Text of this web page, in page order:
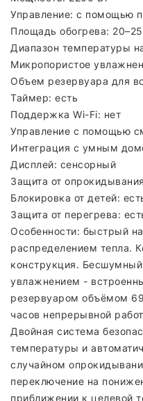
Управление: с помощью
Площадь обогрева:
Диапазон температуры
Микропористое
Объем резервуара для
Таймер: есть
Поддержка Wi-Fi: нет
Управление с помощью
Интеграция с умным
Дисплей: сенсорный
Защита от
Блокировка от детей:
Защита от перегрева:
Особенности: быстрый
распределением тепла.
конструкция.
увлажнением -
резервуаром объёмом
часов непрерывной
Двойная система
температуры и
случайном
переключение на
приближении к целевой